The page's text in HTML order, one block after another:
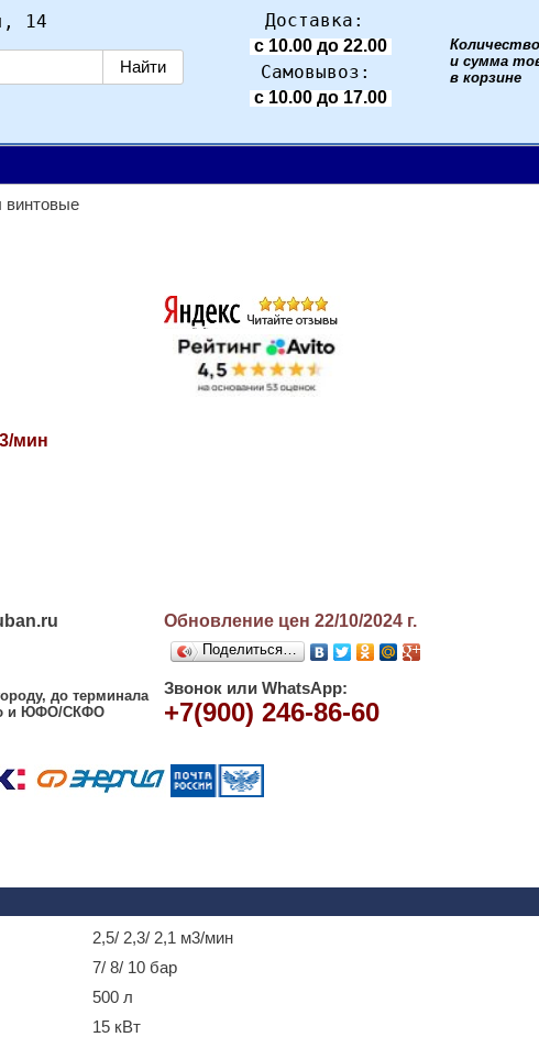
14 Доставка:
с 10.00 до 22.00
Самовывоз:
с 10.00 до 17.00
Количество
и сумма
в корзине
винтовые
мин
Обновление цен 22/10/2024 г.
Поделиться…
до терминала
и ЮФО/СКФО
Звонок или WhatsApp:
+7(900) 246-86-60
2,5/ 2,3/ 2,1 м3/мин
7/ 8/ 10 бар
500 л
15 кВт